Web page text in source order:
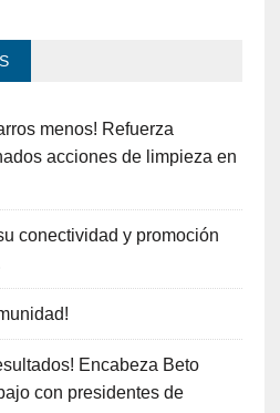
menos! Refuerza
acciones de limpieza en
conectividad y promoción
Encabeza Beto
con presidentes de